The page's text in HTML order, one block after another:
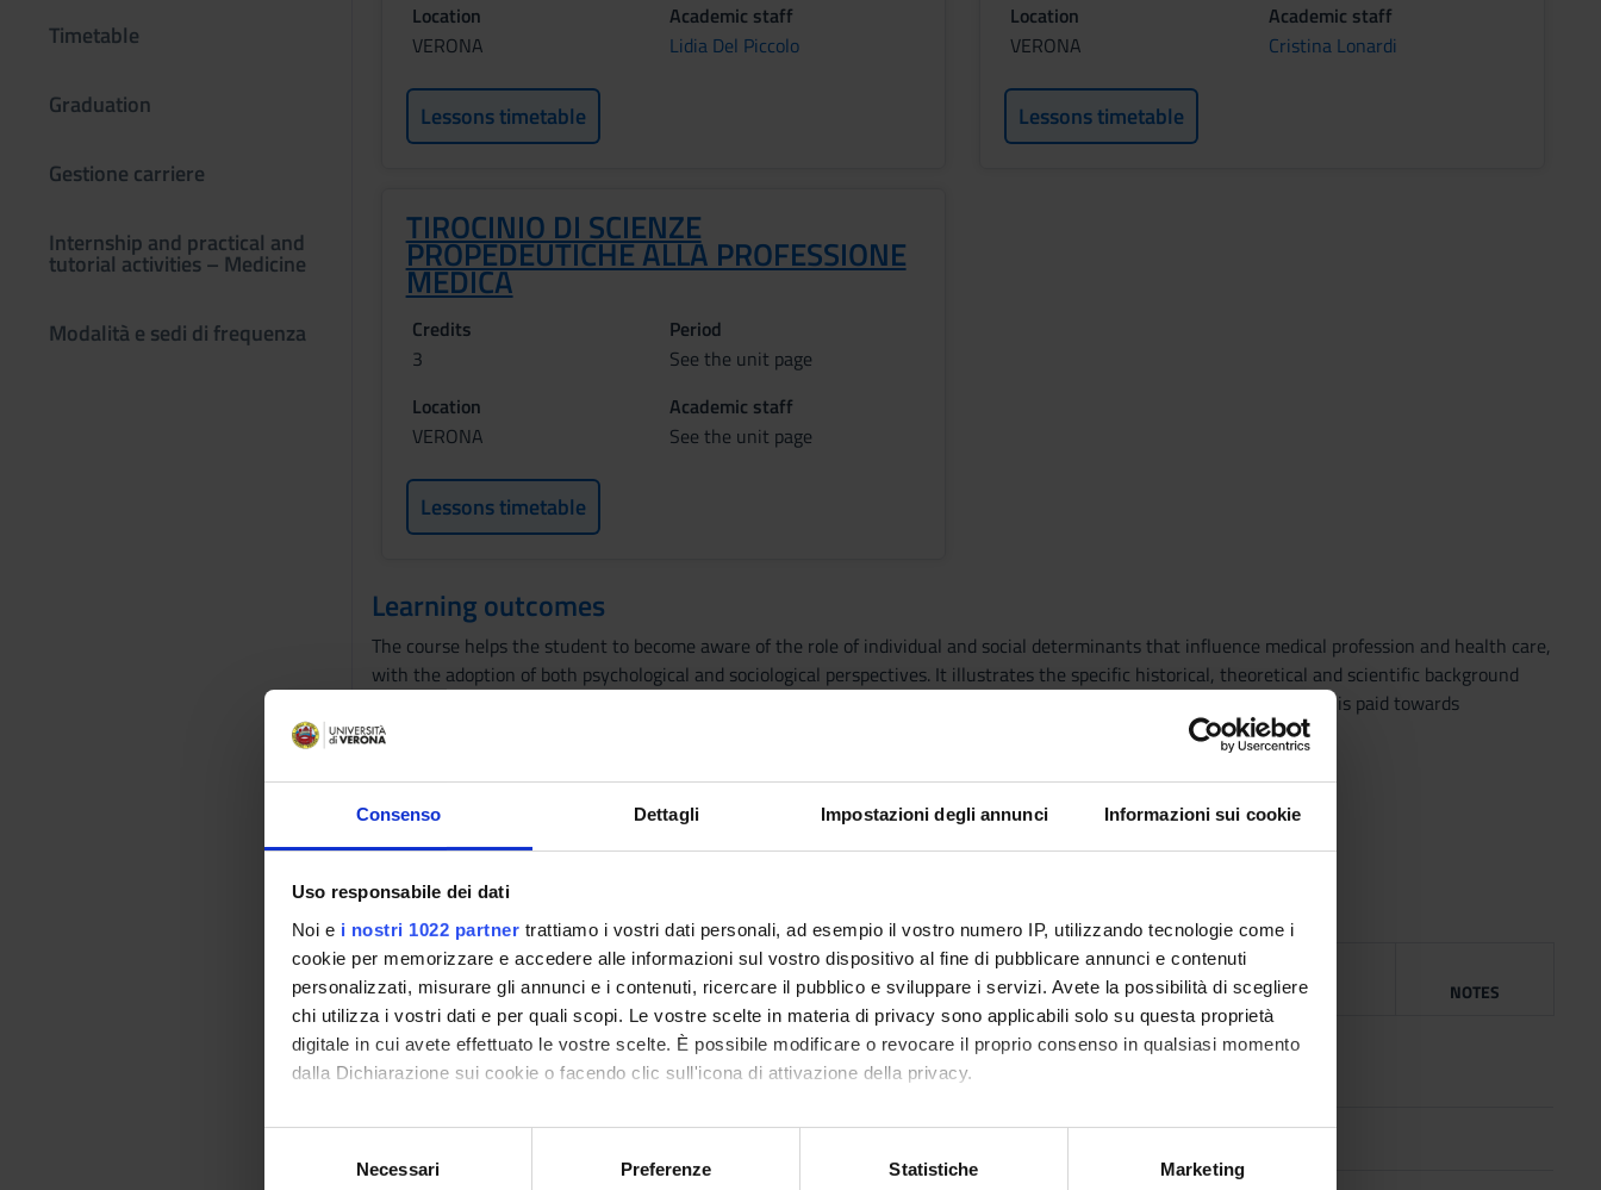
Consenso Dettagli Impostazioni degli annunci Informazioni sui cookie
Uso responsabile dei dati
Noi e i nostri 1022 partner trattiamo i vostri dati personali, ad esempio il vostro numero IP, utilizzando tecnologie come i
cookie per memorizzare e accedere alle informazioni sul vostro dispositivo al fine di pubblicare annunci e contenuti
personalizzati, misurare gli annunci e i contenuti, ricercare il pubblico e sviluppare i servizi. Avete la possibilità di scegliere
chi utilizza i vostri dati e per quali scopi. Le vostre scelte in materia di privacy sono applicabili solo su questa proprietà
digitale in cui avete effettuato le vostre scelte. È possibile modificare o revocare il proprio consenso in qualsiasi momento
dalla Dichiarazione sui cookie o facendo clic sull'icona di attivazione della privacy.
Con il tuo consenso, vorremmo anche:
raccogliere informazioni sulla tua posizione geografica, con un'approssimazione di qualche metro,
Necessari Preferenze Statistiche Marketing
Timetable
Graduation
Gestione carriere
Internship and practical and
tutorial activities – Medicine
Modalità e sedi di frequenza
Location
VERONA
Academic staff
Lidia Del Piccolo
Lessons timetable
Location
VERONA
Academic staff
Cristina Lonardi
Lessons timetable
TIROCINIO DI SCIENZE
PROPEDEUTICHE ALLA PROFESSIONE
MEDICA
Credits
3
Period
See the unit page
Location
VERONA
Academic staff
See the unit page
Lessons timetable
Learning outcomes
The course helps the student to become aware of the role of individual and social determinants that influence medical profession and health care,
with the adoption of both psychological and sociological perspectives. It illustrates the specific historical, theoretical and scientific background
that helps the student to adopt a patient-centred approach, focusing on communication and relational skills. Attention is paid towards
biopsychosocial determinants of health and evidence-based research.
Program
Lessons of Clinical Psychology, supported by practical teaching activities and lessons of human sciences
AUTHOR TITLE
PUBLISHING
HOUSE
YEAR ISBN NOTES
Del Piccolo Lidia
Competenze per comunicare con i
pazienti
Piccin 2015